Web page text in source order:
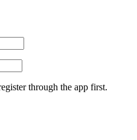
through the app first.